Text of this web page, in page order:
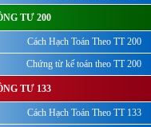
TƯ 200
Cách Hạch Toán Theo TT 200
Chứng từ kế toán theo TT 200
TƯ 133
Cách Hạch Toán Theo TT 133